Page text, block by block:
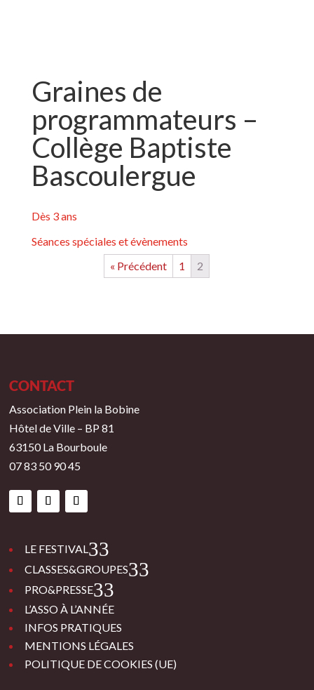
Graines de
programmateurs –
Collège Baptiste
Bascoulergue
Dès 3 ans
Séances spéciales et évènements
« Précédent
1 2
CONTACT
Association Plein la Bobine
Hôtel de Ville – BP 81
63150 La Bourboule
07 83 50 90 45
LE FESTIVAL 3
CLASSES&GROUPES 3
PRO&PRESSE 3
L’ASSO À L’ANNÉE
INFOS PRATIQUES
MENTIONS LÉGALES
POLITIQUE DE COOKIES (UE)